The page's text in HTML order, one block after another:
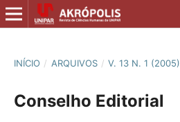
INÍCIO / ARQUIVOS / V. 13 N. 1 (2005)
Conselho Editorial